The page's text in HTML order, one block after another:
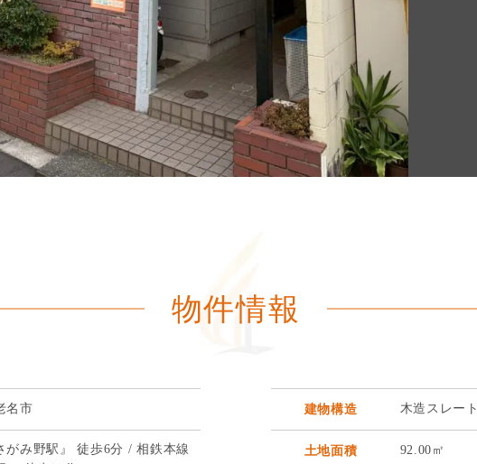
物件情報
名市
がみ野駅』 徒歩6分 / 相鉄本線
建物構造 木造スレー
土地面積 92.00㎡